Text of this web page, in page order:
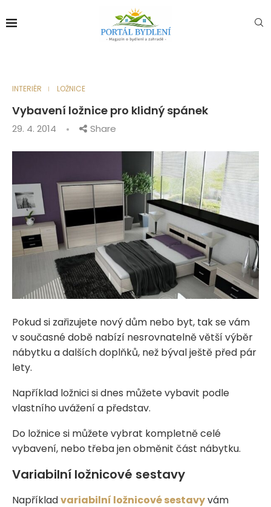
INTERIÉR LOŽNICE
Vybavení ložnice pro klidný spánek
29. 4. 2014 Share
Pokud si zařizujete nový dům nebo byt, tak se vám
v současné době nabízí nesrovnatelně větší výběr
nábytku a dalších doplňků, než býval ještě před pár
lety.
Například ložnici si dnes můžete vybavit podle
vlastního uvážení a představ.
Do ložnice si můžete vybrat kompletně celé
vybavení, nebo třeba jen obměnit část nábytku.
Variabilní ložnicové sestavy
Napříkladvariabilní ložnicové sestavyvám